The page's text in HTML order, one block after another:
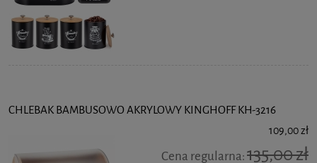
CHLEBAK BAMBUSOWO AKRYLOWY KINGHOFF KH-3216
109,00 zł
Cena regularna:135,00 zł